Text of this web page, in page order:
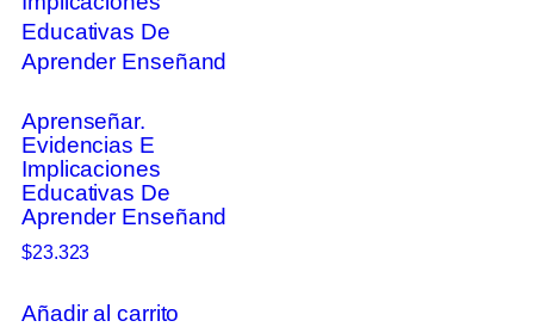
Aprenseñar.
Evidencias E
Implicaciones
Educativas De
Aprender Enseñand
$23.323
Añadir al carrito